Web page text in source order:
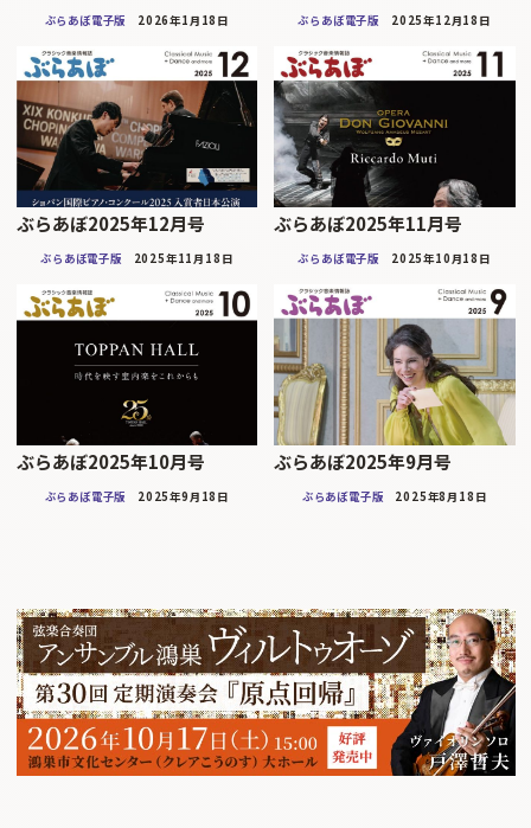
ぶらあぼ電子版 2026年1月18日 ぶらあぼ電子版 2025年12月18日
ぶらあぼ2025年12月号
ぶらあぼ電子版 2025年11月18日
ぶらあぼ2025年11月号
ぶらあぼ電子版 2025年10月18日
ぶらあぼ2025年10月号
ぶらあぼ電子版 2025年9月18日
ぶらあぼ2025年9月号
ぶらあぼ電子版 2025年8月18日